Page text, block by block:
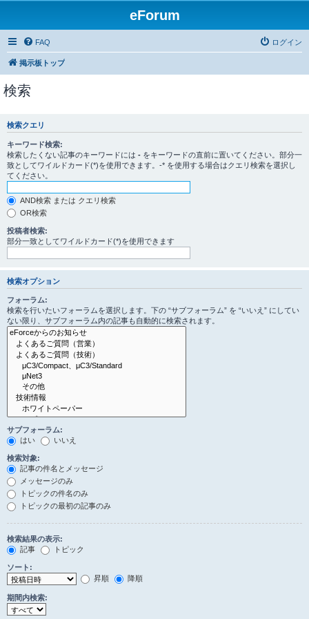
eForum
FAQ ログイン
掲示板トップ
検索
検索クエリ
キーワード検索:
検索したくない記事のキーワードには - をキーワードの直前に置いてください。部分一
致としてワイルドカード(*)を使用できます。-* を使用する場合はクエリ検索を選択し
てください。
AND検索 または クエリ検索
OR検索
投稿者検索:
部分一致としてワイルドカード(*)を使用できます
検索オプション
フォーラム:
検索を行いたいフォーラムを選択します。下の “サブフォーラム” を “いいえ” にしてい
ない限り、サブフォーラム内の記事も自動的に検索されます。
サブフォーラム:
はい
いいえ
検索対象:
記事の件名とメッセージ
メッセージのみ
トピックの件名のみ
トピックの最初の記事のみ
検索結果の表示:
記事
トピック
ソート:
昇順
降順
期間内検索: